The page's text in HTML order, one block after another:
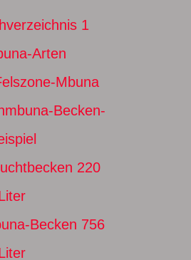
1
Arten
Mbuna
Becken-
220
Becken 756